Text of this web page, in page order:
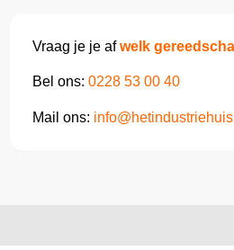
Vraag je je afwelk
Bel ons: 0228 53 00 40
Mail ons: